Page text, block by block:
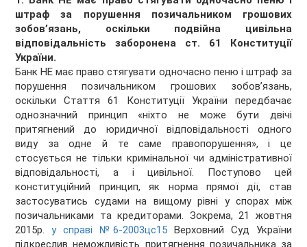
штраф за порушення позичальником грошових
зобов’язань, оскільки подвійна цивільна
відповідальність заборонена ст. 61 Конституції
України.
Банк НЕ має право стягувати одночасно пеню і штраф за
порушення позичальником грошових зобов’язань,
оскільки Стаття 61 Конституції України передбачає
однозначний принцип «ніхто не може бути двічі
притягнений до юридичної відповідальності одного
виду за одне й те саме правопорушення», і це
стосується не тільки кримінальної чи адміністративної
відповідальності, а і цивільної. Поступово цей
конституційний принцип, як норма прямої дії, став
застосуватись судами на вищому рівні у спорах між
позичальниками та кредиторами. Зокрема, 21 жовтня
2015р.у справі №6-2003цс15 Верховний Суд України
підкреслив неможливість притягнення позичальника за